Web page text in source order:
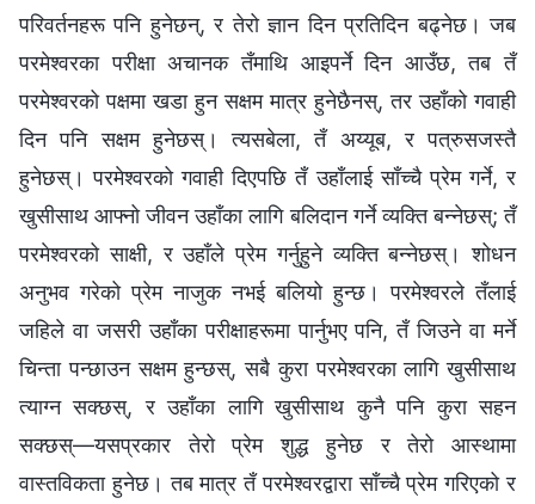
परिवर्तनहरू पनि हुनेछन्, र तेरो ज्ञान दिन प्रतिदिन बढ्नेछ। जब
परमेश्‍वरका परीक्षा अचानक तँमाथि आइपर्ने दिन आउँछ, तब तँ
परमेश्‍वरको पक्षमा खडा हुन सक्षम मात्र हुनेछैनस्, तर उहाँको गवाही
दिन पनि सक्षम हुनेछस्। त्यसबेला, तँ अय्यूब, र पत्रुसजस्तै
हुनेछस्। परमेश्‍वरको गवाही दिएपछि तँ उहाँलाई साँच्चै प्रेम गर्ने, र
खुसीसाथ आफ्‍नो जीवन उहाँका लागि बलिदान गर्ने व्यक्ति बन्नेछस्; तँ
परमेश्‍वरको साक्षी, र उहाँले प्रेम गर्नुहुने व्यक्ति बन्नेछस्। शोधन
अनुभव गरेको प्रेम नाजुक नभई बलियो हुन्छ। परमेश्‍वरले तँलाई
जहिले वा जसरी उहाँका परीक्षाहरूमा पार्नुभए पनि, तँ जिउने वा मर्ने
चिन्ता पन्छाउन सक्षम हुन्छस्, सबै कुरा परमेश्‍वरका लागि खुसीसाथ
त्याग्न सक्छस्, र उहाँका लागि खुसीसाथ कुनै पनि कुरा सहन
सक्छस्—यसप्रकार तेरो प्रेम शुद्ध हुनेछ र तेरो आस्थामा
वास्तविकता हुनेछ। तब मात्र तँ परमेश्‍वरद्वारा साँच्चै प्रेम गरिएको र